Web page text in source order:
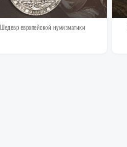
Шедевр европейской нумизматики